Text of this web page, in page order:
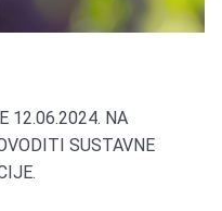
12.06.2024. NA
SUSTAVNE